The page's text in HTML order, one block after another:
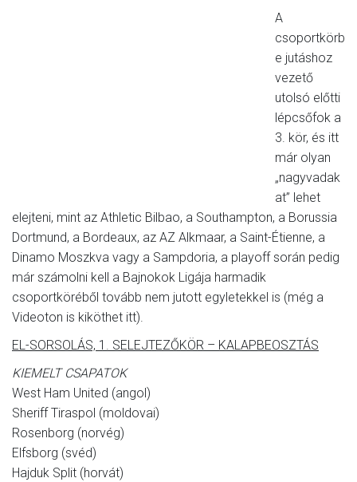
A
csoportkörb
e jutáshoz
vezető
utolsó előtti
lépcsőfok a
3. kör, és itt
már olyan
„nagyvadak
at” lehet
elejteni, mint az Athletic Bilbao, a Southampton, a Borussia
Dortmund, a Bordeaux, az AZ Alkmaar, a Saint-Étienne, a
Dinamo Moszkva vagy a Sampdoria, a playoff során pedig
már számolni kell a Bajnokok Ligája harmadik
csoportköréből tovább nem jutott egyletekkel is (még a
Videoton is kiköthet itt).
EL-SORSOLÁS, 1. SELEJTEZŐKÖR – KALAPBEOSZTÁS
KIEMELT CSAPATOK
West Ham United (angol)
Sheriff Tiraspol (moldovai)
Rosenborg (norvég)
Elfsborg (svéd)
Hajduk Split (horvát)